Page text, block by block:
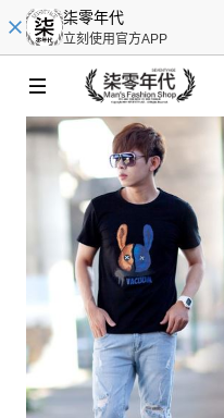
柒零年代
立刻使用官方APP